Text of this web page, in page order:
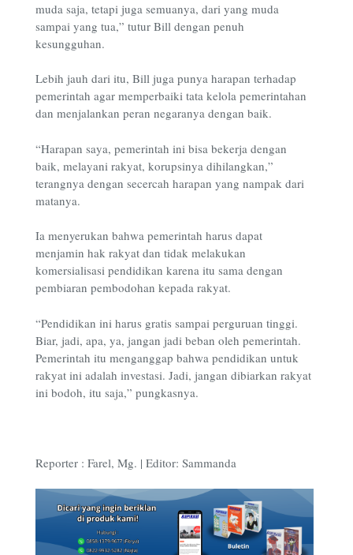
muda saja, tetapi juga semuanya, dari yang muda
sampai yang tua,” tutur Bill dengan penuh
kesungguhan.
Lebih jauh dari itu, Bill juga punya harapan terhadap
pemerintah agar memperbaiki tata kelola pemerintahan
dan menjalankan peran negaranya dengan baik.
“Harapan saya, pemerintah ini bisa bekerja dengan
baik, melayani rakyat, korupsinya dihilangkan,”
terangnya dengan secercah harapan yang nampak dari
matanya.
Ia menyerukan bahwa pemerintah harus dapat
menjamin hak rakyat dan tidak melakukan
komersialisasi pendidikan karena itu sama dengan
pembiaran pembodohan kepada rakyat.
“Pendidikan ini harus gratis sampai perguruan tinggi.
Biar, jadi, apa, ya, jangan jadi beban oleh pemerintah.
Pemerintah itu menganggap bahwa pendidikan untuk
rakyat ini adalah investasi. Jadi, jangan dibiarkan rakyat
ini bodoh, itu saja,” pungkasnya.
Reporter : Farel, Mg. | Editor: Sammanda